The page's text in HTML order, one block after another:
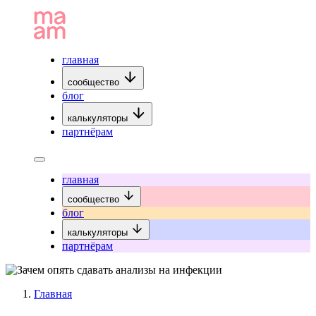
главная
сообщество
блог
калькуляторы
партнёрам
главная
сообщество
блог
калькуляторы
партнёрам
Главная